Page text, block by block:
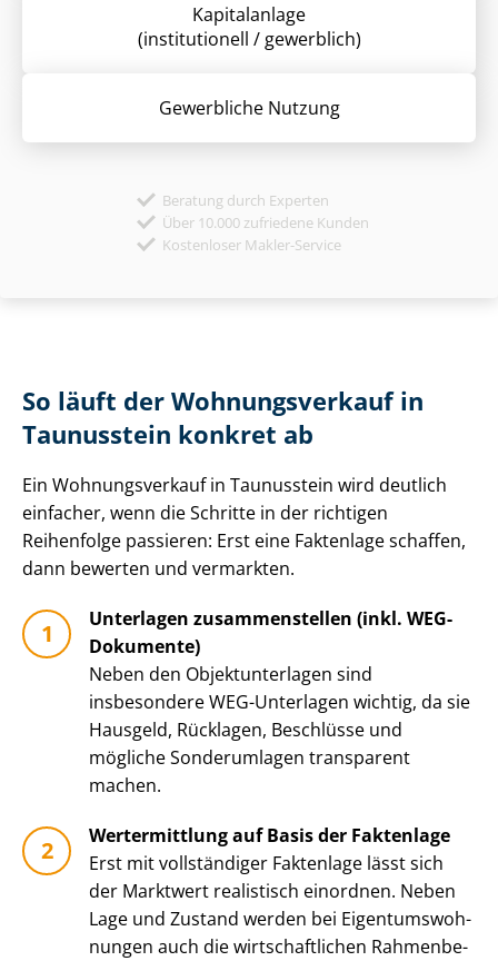
Kapitalanlage
(institutionell / gewerblich)
Gewerbliche Nutzung
Beratung durch Experten
Über 10.000 zufriedene Kunden
Kostenloser Makler-Service
So läuft der Wohnungsverkauf in
Taunusstein konkret ab
Ein Wohnungsverkauf in Taunusstein wird deutlich
einfacher, wenn die Schritte in der richtigen
Reihenfolge passieren: Erst eine Faktenlage schaffen,
dann bewerten und vermarkten.
Unterlagen zusammenstellen (inkl. WEG-
Dokumente)
Neben den Ob­jekt­un­ter­la­gen sind
insbesondere WEG-Unterlagen wichtig, da sie
Hausgeld, Rücklagen, Beschlüsse und
mögliche Sonderumlagen transparent
machen.
Wertermittlung auf Basis der Faktenlage
Erst mit vollständiger Faktenlage lässt sich
der Marktwert realistisch einordnen. Neben
Lage und Zustand werden bei Ei­gen­tums­woh­
nun­gen auch die wirt­schaft­li­chen Rah­men­be­